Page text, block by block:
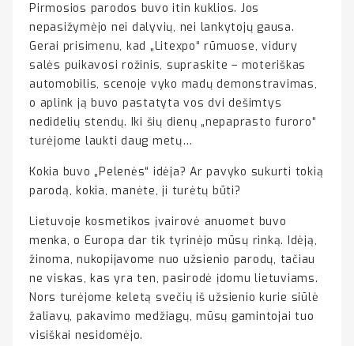
Pirmosios parodos buvo itin kuklios. Jos
nepasižymėjo nei dalyvių, nei lankytojų gausa.
Gerai prisimenu, kad „Litexpo“ rūmuose, vidury
salės puikavosi rožinis, supraskite – moteriškas
automobilis, scenoje vyko madų demonstravimas,
o aplink ją buvo pastatyta vos dvi dešimtys
nedidelių stendų. Iki šių dienų „nepaprasto furoro“
turėjome laukti daug metų…
Kokia buvo „Pelenės“ idėja? Ar pavyko sukurti tokią
parodą, kokia, manėte, ji turėtų būti?
Lietuvoje kosmetikos įvairovė anuomet buvo
menka, o Europa dar tik tyrinėjo mūsų rinką. Idėją,
žinoma, nukopijavome nuo užsienio parodų, tačiau
ne viskas, kas yra ten, pasirodė įdomu lietuviams.
Nors turėjome keletą svečių iš užsienio kurie siūlė
žaliavų, pakavimo medžiagų, mūsų gamintojai tuo
visiškai nesidomėjo.